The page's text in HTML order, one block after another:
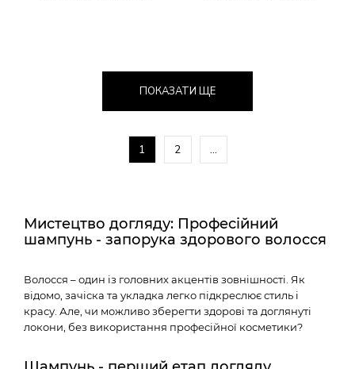
ПОКАЗАТИ ЩЕ
1 2 ...
Мистецтво догляду: Професійний
шампунь - запорука здорового волосся
Волосся – один із головних акцентів зовнішності. Як
відомо, зачіска та укладка легко підкреслює стиль і
красу. Але, чи можливо зберегти здорові та доглянуті
локони, без використання професійної косметики?